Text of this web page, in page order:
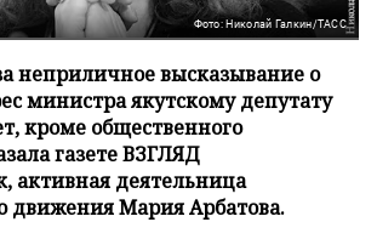
Фото: Николай Галкин/ТАСС
неприличное высказывание о
министра якутскому депутату
кроме общественного
газете ВЗГЛЯД
активная деятельница
движения Мария Арбатова.